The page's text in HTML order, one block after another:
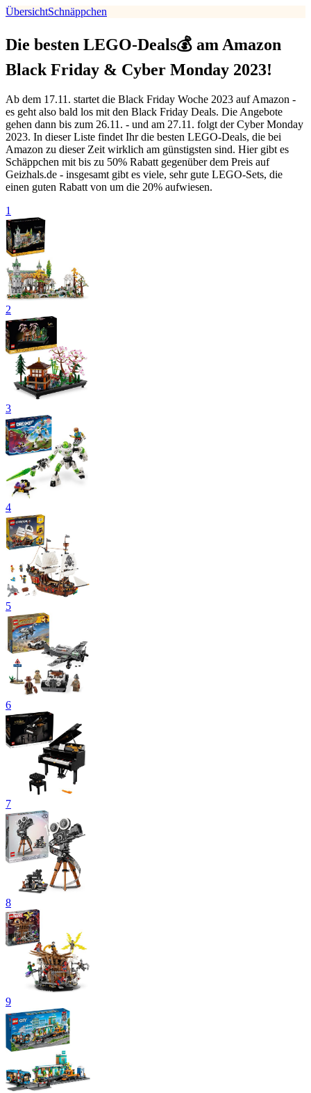
ÜbersichtSchnäppchen
Die besten LEGO-Deals💰 am Amazon
Black Friday & Cyber Monday 2023!
Ab dem 17.11. startet die Black Friday Woche 2023 auf Amazon -
es geht also bald los mit den Black Friday Deals. Die Angebote
gehen dann bis zum 26.11. - und am 27.11. folgt der Cyber Monday
2023. In dieser Liste findet Ihr die besten LEGO-Deals, die bei
Amazon zu dieser Zeit wirklich am günstigsten sind. Hier gibt es
Schäppchen mit bis zu 50% Rabatt gegenüber dem Preis auf
Geizhals.de - insgesamt gibt es viele, sehr gute LEGO-Sets, die
einen guten Rabatt von um die 20% aufwiesen.
1
2
3
4
5
6
7
8
9